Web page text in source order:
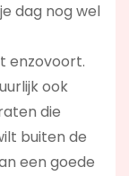
dag nog wel
enzovoort.
ook
die
buiten de
een goede